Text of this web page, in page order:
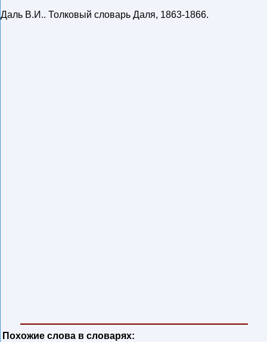
Даль В.И.. Толковый словарь Даля, 1863-1866.
Похожие слова в словарях: